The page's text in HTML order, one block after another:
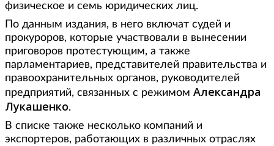
физическое и семь юридических лиц.
По данным издания, в него включат судей и
прокуроров, которые участвовали в вынесении
приговоров протестующим, а также
парламентариев, представителей правительства и
правоохранительных органов, руководителей
предприятий, связанных с режимом Александра
Лукашенко.
В списке также несколько компаний и
экспортеров, работающих в различных отраслях